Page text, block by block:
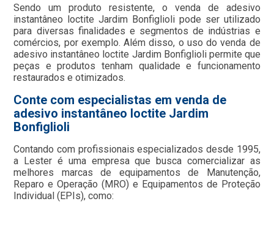
Sendo um produto resistente, o venda de adesivo
instantâneo loctite Jardim Bonfiglioli pode ser utilizado
para diversas finalidades e segmentos de indústrias e
comércios, por exemplo. Além disso, o uso do venda de
adesivo instantâneo loctite Jardim Bonfiglioli permite que
peças e produtos tenham qualidade e funcionamento
restaurados e otimizados.
Conte com especialistas em venda de
adesivo instantâneo loctite Jardim
Bonfiglioli
Contando com profissionais especializados desde 1995,
a Lester é uma empresa que busca comercializar as
melhores marcas de equipamentos de Manutenção,
Reparo e Operação (MRO) e Equipamentos de Proteção
Individual (EPIs), como: